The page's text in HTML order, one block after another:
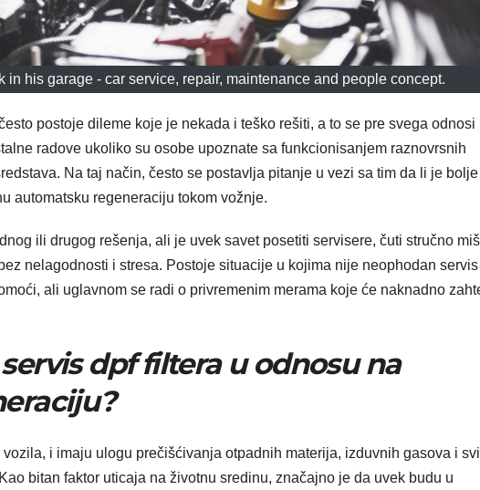
in his garage - car service, repair, maintenance and people concept.
postoje dileme koje je nekada i teško rešiti, a to se pre svega odnosi
radove ukoliko su osobe upoznate sa funkcionisanjem raznovrsnih
Na taj način, često se postavlja pitanje u vezi sa tim da li je bolje
automatsku regeneraciju tokom vožnje.
ili drugog rešenja, ali je uvek savet posetiti servisere, čuti stručno
nelagodnosti i stresa. Postoje situacije u kojima nije neophodan
ali uglavnom se radi o privremenim merama koje će naknadno
dpf filtera u odnosu na
i imaju ulogu prečišćivanja otpadnih materija, izduvnih gasova i
bitan faktor uticaja na životnu sredinu, značajno je da uvek budu u